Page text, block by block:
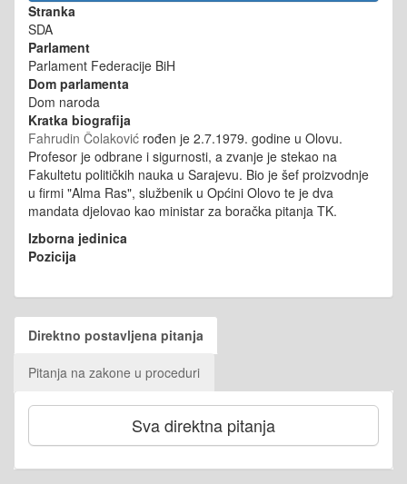
Stranka
SDA
Parlament
Parlament Federacije BiH
Dom parlamenta
Dom naroda
Kratka biografija
Fahrudin Čolaković rođen je 2.7.1979. godine u Olovu.
Profesor je odbrane i sigurnosti, a zvanje je stekao na
Fakultetu političkih nauka u Sarajevu. Bio je šef proizvodnje
u firmi "Alma Ras", službenik u Općini Olovo te je dva
mandata djelovao kao ministar za boračka pitanja TK.
Izborna jedinica
Pozicija
Direktno postavljena pitanja
Pitanja na zakone u proceduri
Sva direktna pitanja